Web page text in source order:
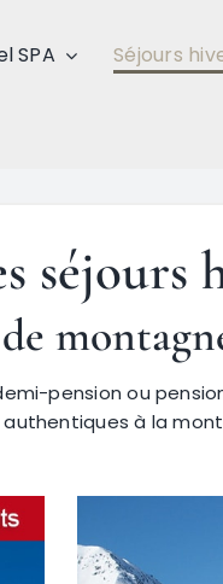
SPA Séjours
séjours
pension ou
à la